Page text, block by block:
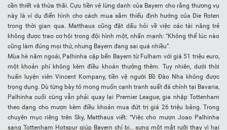
cần thiết và thừa thãi. Cựu tiền vệ lừng danh của Bayern cho rằng thương vụ
này là ví dụ điển hình cho cách mua sắm thiếu định hướng của Die Roten
trong thời gian qua. Matthaus cũng đặt dấu hỏi về việc các tài năng trẻ
không được trao cơ hội trong đội hình một, nhấn mạnh: “Không thể lúc nào
cũng làm đúng mọi thứ, nhưng Bayern đang sai quá nhiều”.
Mùa hè năm ngoái, Palhinha cập bến Bayern từ Fulham với giá 51 triệu euro,
một khoản phí không kèm điều khoản thưởng thêm. Tuy nhiên, dưới thời
huấn luyện viên Vincent Kompany, tiền vệ người Bồ Đào Nha không được
trọng dụng. Dù từng bày tỏ mong muốn cạnh tranh suất đá chính tại Bavaria,
Palhinha cuối cùng vẫn phải quay lại Premier League, gia nhập Tottenham
theo dạng cho mượn kèm điều khoản mua đứt trị giá 26 triệu bảng. Trong
chuyên mục riêng trên Sky, Matthaus viết: “Việc cho mượn Joao Palhinha
sang Tottenham Hotspur giúp Bayern chỉ bị… sưng một mắt rưỡi thay vì hai